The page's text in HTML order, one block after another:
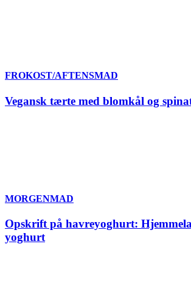
FROKOST/AFTENSMAD
Vegansk tærte med blomkål og
MORGENMAD
Opskrift på havreyoghurt:
yoghurt